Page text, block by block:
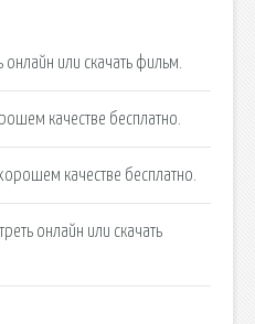
или скачать фильм.
качестве бесплатно.
качестве бесплатно.
онлайн или скачать